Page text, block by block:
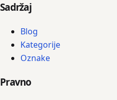
Sadržaj
Blog
Kategorije
Oznake
Pravno